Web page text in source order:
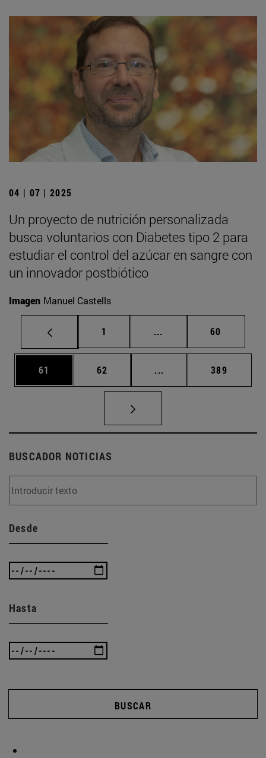
04 | 07 | 2025
Un proyecto de nutrición personalizada
busca voluntarios con Diabetes tipo 2 para
estudiar el control del azúcar en sangre con
un innovador postbiótico
Imagen Manuel Castells
Página
1 ... Páginas intermedias
Página
60
Página
61 Página
62 ... Páginas intermedias
Página
389
BUSCADOR NOTICIAS
Desde
Hasta
BUSCAR